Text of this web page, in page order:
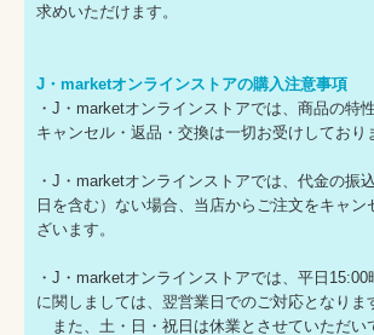
求めいただけます。
J・marketオンラインストアの購入注意事項
・J・marketオンラインストアでは、商品の特
キャンセル・返品・交換は一切お受けしており
・J・marketオンラインストアでは、代金の振
日を含む）ない場合、当店からご注文をキャン
ざいます。
・J・marketオンラインストアでは、平日
に関しましては、翌営業日でのご対応となり
また、土・日・祝日は休業とさせていただい